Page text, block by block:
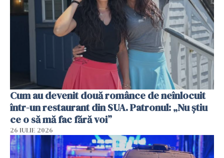
Cum au devenit două românce de neînlocuit
într-un restaurant din SUA. Patronul: „Nu știu
ce o să mă fac fără voi”
26 IULIE 2026